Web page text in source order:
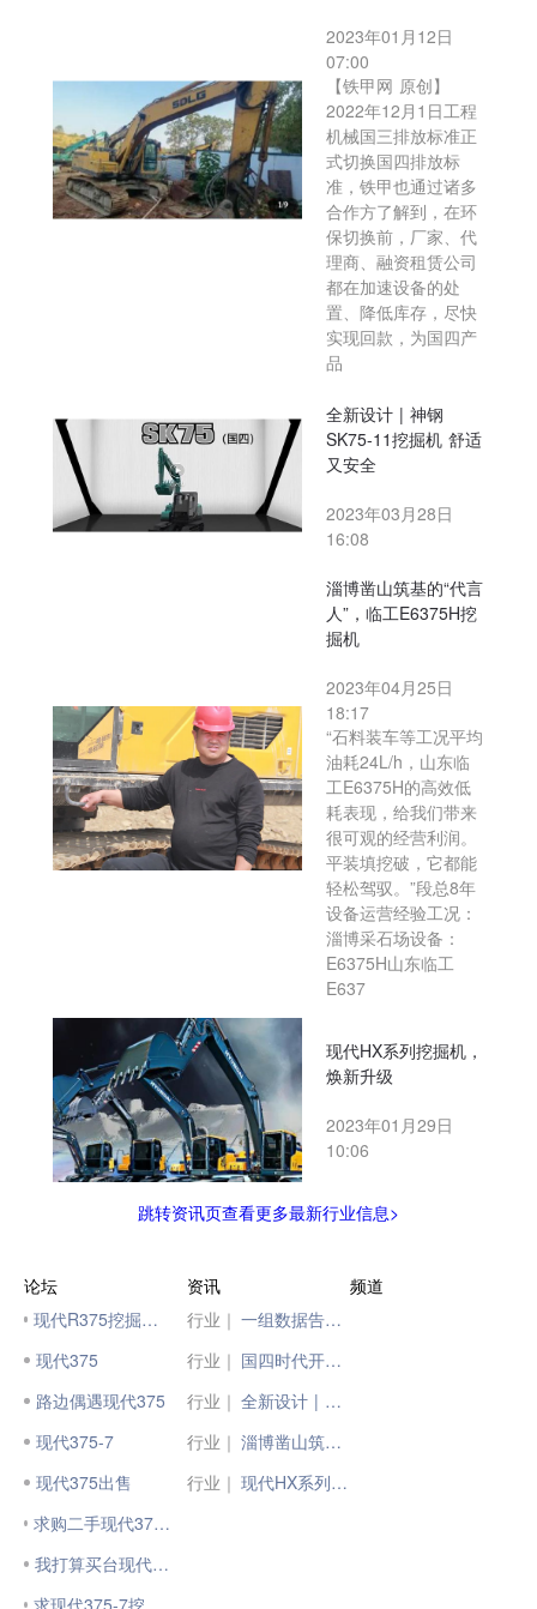
2023年01月12日
07:00
【铁甲网 原创】
2022年12月1日工程
机械国三排放标准正
式切换国四排放标
准，铁甲也通过诸多
合作方了解到，在环
保切换前，厂家、代
理商、融资租赁公司
都在加速设备的处
置、降低库存，尽快
实现回款，为国四产
品
全新设计 | 神钢
SK75-11挖掘机 舒适
又安全
2023年03月28日
16:08
淄博凿山筑基的“代言
人”，临工E6375H挖
掘机
2023年04月25日
18:17
“石料装车等工况平均
油耗24L/h，山东临
工E6375H的高效低
耗表现，给我们带来
很可观的经营利润。
平装填挖破，它都能
轻松驾驭。”段总8年
设备运营经验工况：
淄博采石场设备：
E6375H山东临工
E637
现代HX系列挖掘机，
焕新升级
2023年01月29日
10:06
跳转资讯页查看更多最新行业信息>
论坛
现代R375挖掘机的价格多少？
现代375
路边偶遇现代375
现代375-7
现代375出售
求购二手现代375挖掘机13953214818
我打算买台现代375机
资讯
行业｜
一组数据告诉你，用新能源矿卡到底能省多少钱？
行业｜
国四时代开启，您的国三设备值多少钱，您知道吗？
行业｜
全新设计 | 神钢SK75-11挖掘机 舒适又安全
行业｜
淄博凿山筑基的“代言人”，临工E6375H挖掘机
行业｜
现代HX系列挖掘机，焕新升级
频道